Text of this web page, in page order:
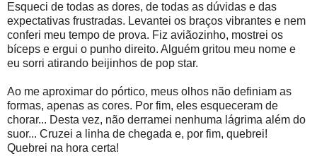
Esqueci de todas as dores, de todas as dúvidas e das
expectativas frustradas. Levantei os braços vibrantes e nem
conferi meu tempo de prova. Fiz aviãozinho, mostrei os
bíceps e ergui o punho direito. Alguém gritou meu nome e
eu sorri atirando beijinhos de pop star.
Ao me aproximar do pórtico, meus olhos não definiam as
formas, apenas as cores. Por fim, eles esqueceram de
chorar... Desta vez, não derramei nenhuma lágrima além do
suor... Cruzei a linha de chegada e, por fim, quebrei!
Quebrei na hora certa!